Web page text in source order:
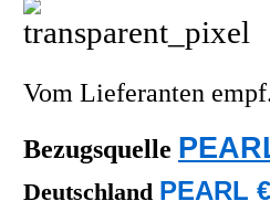
Vom Lieferanten
Bezugsquelle
Deutschland PEARL